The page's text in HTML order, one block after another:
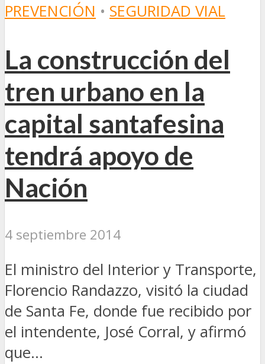
PREVENCIÓN • SEGURIDAD VIAL
La construcción del
tren urbano en la
capital santafesina
tendrá apoyo de
Nación
4 septiembre 2014
El ministro del Interior y Transporte,
Florencio Randazzo, visitó la ciudad
de Santa Fe, donde fue recibido por
el intendente, José Corral, y afirmó
que...